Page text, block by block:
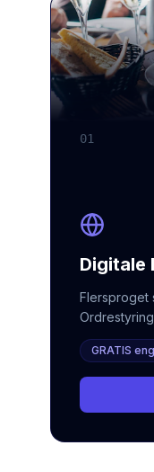
01
Digitale
Flersproget
GRATIS